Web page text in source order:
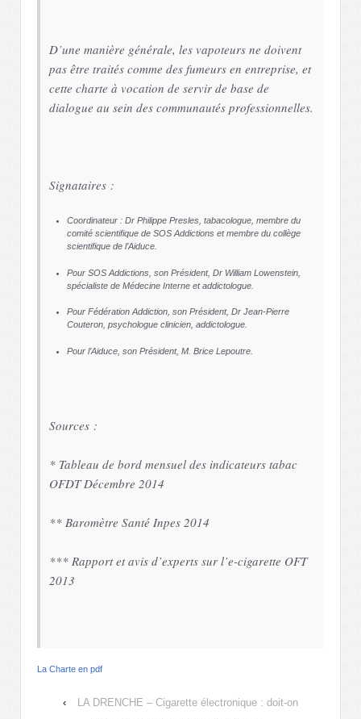
D’une manière générale, les vapoteurs ne doivent
pas être traités comme des fumeurs en entreprise, et
cette charte à vocation de servir de base de
dialogue au sein des communautés professionnelles.
Signataires :
Coordinateur : Dr Philippe Presles, tabacologue, membre du
comité scientifique de SOS Addictions et membre du collège
scientifique de l’Aiduce.
Pour SOS Addictions, son Président, Dr William Lowenstein,
spécialiste de Médecine Interne et addictologue.
Pour Fédération Addiction, son Président, Dr Jean-Pierre
Couteron, psychologue clinicien, addictologue.
Pour l’Aiduce, son Président, M. Brice Lepoutre.
Sources :
* Tableau de bord mensuel des indicateurs tabac
OFDT Décembre 2014
** Baromètre Santé Inpes 2014
*** Rapport et avis d’experts sur l’e-cigarette OFT
2013
La Charte en pdf
‹
LA DRENCHE – Cigarette électronique : doit-on